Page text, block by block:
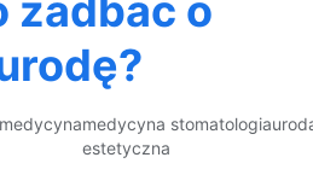
zadbać o
medycynamedycyna
estetyczna
stomatologia